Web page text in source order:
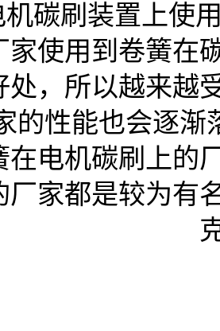
装置上使用的
家使用到卷簧在
处，所以越来越
的性能也会逐
在电机碳刷上的
厂家都是较为有